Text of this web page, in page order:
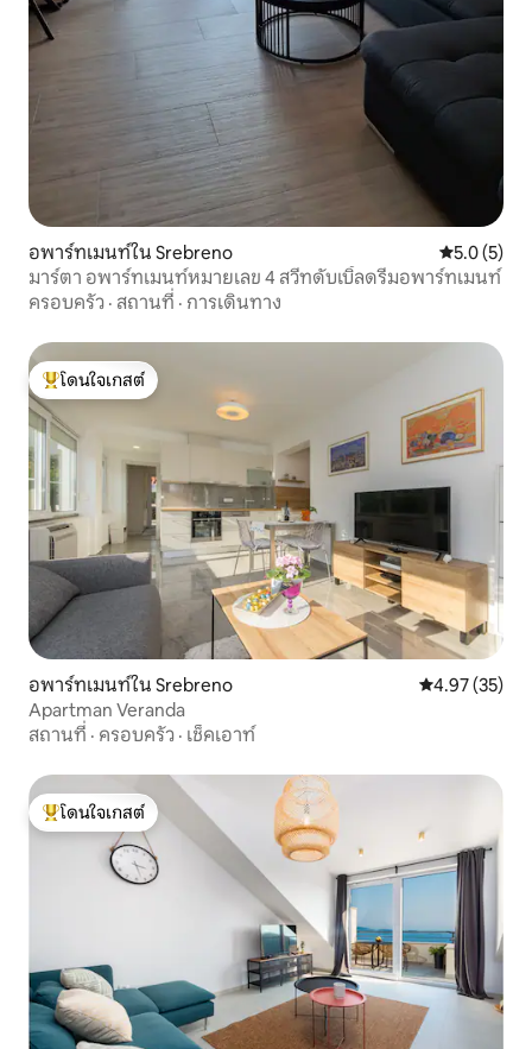
อพาร์ทเมนท์ใน Srebreno คะแนนเฉลี่
5.0 (5)
มาร์ตา อพาร์ทเมนท์หมายเลข 4 สวีทดับเบิ้ลดรีมอพาร์ทเมนท์
ครอบครัว · สถานที่ · การเดินทาง
โดนใจเกสต์ที่สุด
โดนใจเกสต์
อพาร์ทเมนท์ใน Srebreno คะแนนเฉลี่ย
4.97 (35)
Apartman Veranda
สถานที่ · ครอบครัว · เช็คเอาท์
โดนใจเกสต์ที่สุด
โดนใจเกสต์